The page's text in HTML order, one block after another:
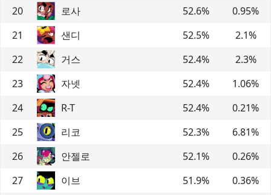
20
로사 52.6% 0.95%
21
샌디 52.5% 2.1%
22
거스 52.4% 2.3%
23
자넷 52.4% 1.06%
24
R-T 52.4% 0.21%
25
리코 52.3% 6.81%
26
안젤로 52.1% 0.26%
27
이브 51.9% 0.36%